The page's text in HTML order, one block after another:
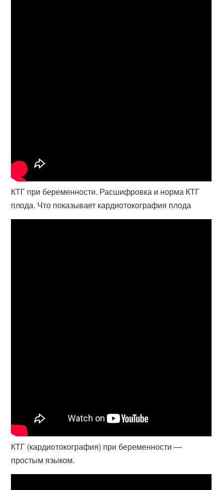
КТГ при беременности. Расшифровка и норма КТГ
плода. Что показывает кардиотокография плода
КТГ (кардиотокография) при беременности —
простым языком.